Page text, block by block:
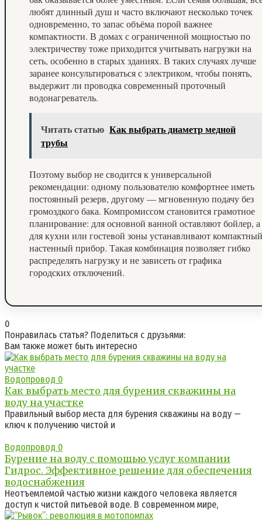
любят длинный душ и часто включают несколько точек
одновременно, то запас объёма порой важнее
компактности. В домах с ограниченной мощностью по
электричеству тоже приходится учитывать нагрузки на
сеть, особенно в старых зданиях. В таких случаях лучше
заранее консультироваться с электриком, чтобы понять,
выдержит ли проводка современный проточный
водонагреватель.
Читать статью Как выбрать диаметр медной
трубы
Поэтому выбор не сводится к универсальной
рекомендации: одному пользователю комфортнее иметь
постоянный резерв, другому — мгновенную подачу без
громоздкого бака. Компромиссом становится грамотное
планирование: для основной ванной оставляют бойлер, а
для кухни или гостевой зоны устанавливают компактный
настенный прибор. Такая комбинация позволяет гибко
распределять нагрузку и не зависеть от графика
городских отключений.
0
Понравилась статья? Поделиться с друзьями:
Вам также может быть интересно
Водопровод 0
Как выбрать место для бурения скважины на
воду на участке
Правильный выбор места для бурения скважины на воду —
ключ к получению чистой и
Водопровод 0
Бурение на воду с помощью услуг компании
Гидрос. Эффективное решение для обеспечения
водоснабжения
Неотъемлемой частью жизни каждого человека является
доступ к чистой питьевой воде. В современном мире,